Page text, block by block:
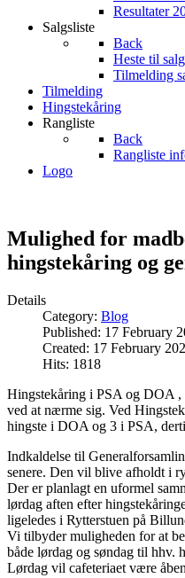
Resultater
Salgsliste
Back
Heste til salg
Tilmelding
Tilmelding
Hingstekåring
Rangliste
Back
Rangliste
Logo
Mulighed for
hingstekåring og
Details
Category: Blog
Published: 17 February
Created: 17 February
Hits: 1818
Hingstekåring i PSA og DOA
ved at nærme sig. Ved
hingste i DOA og 3 i PSA,
Indkaldelse til
senere. Den vil blive afholdt i
Der er planlagt en uformel
lørdag aften efter
ligeledes i Rytterstuen på
Vi tilbyder muligheden for at
både lørdag og søndag til hhv.
Lørdag vil cafeteriaet være